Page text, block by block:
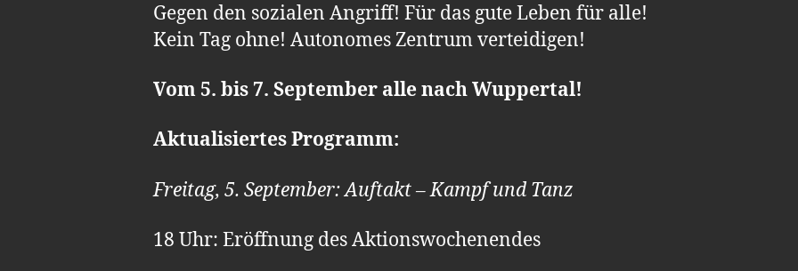
Gegen den sozialen Angriff! Für das gute Leben für alle!
Kein Tag ohne! Autonomes Zentrum verteidigen!
Vom 5. bis 7. September alle nach Wuppertal!
Aktualisiertes Programm:
Freitag, 5. September: Auftakt – Kampf und Tanz
18 Uhr: Eröffnung des Aktionswochenendes